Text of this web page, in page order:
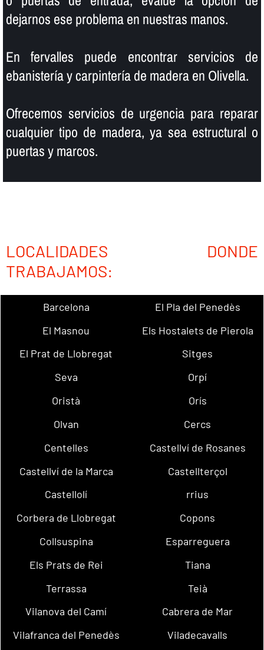
dejarnos ese problema en nuestras manos.
En fervalles puede encontrar servicios de
ebanisterí­a y carpinterí­a de madera en Olivella.
Ofrecemos servicios de urgencia para reparar
cualquier tipo de madera, ya sea estructural o
puertas y marcos.
LOCALIDADES DONDE
TRABAJAMOS:
Barcelona
El Pla del Penedès
El Masnou
Els Hostalets de Pierola
El Prat de Llobregat
Sitges
Seva
Orpí
Oristà
Orís
Olvan
Cercs
Centelles
Castellví de Rosanes
Castellví de la Marca
Castellterçol
Castellolí
rrius
Corbera de Llobregat
Copons
Collsuspina
Esparreguera
Els Prats de Rei
Tiana
Terrassa
Teià
Vilanova del Camí
Cabrera de Mar
Vilafranca del Penedès
Viladecavalls